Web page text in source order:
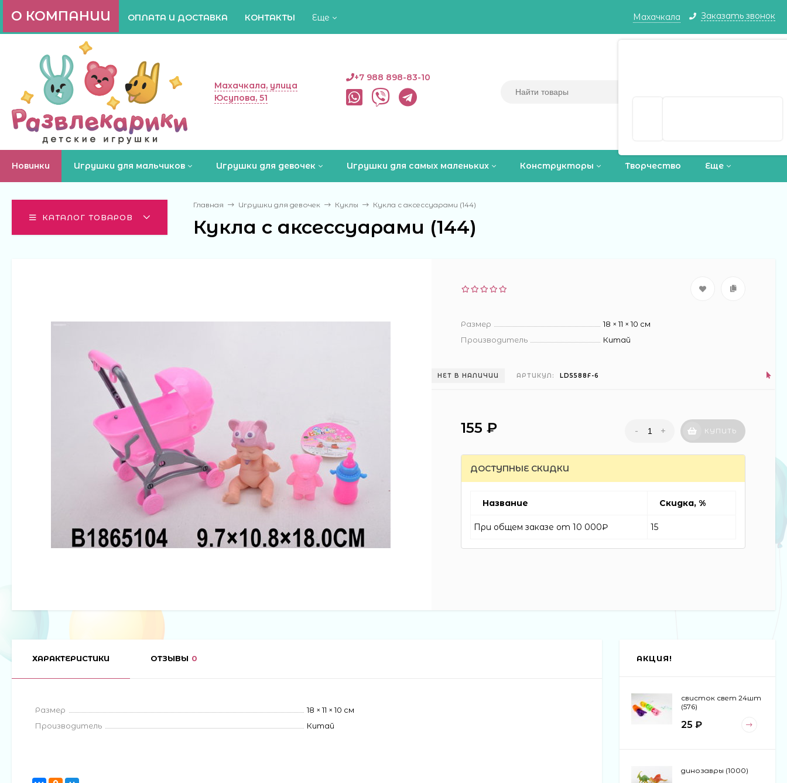
Махачкала Заказать звонок
О КОМПАНИИ ОПЛАТА И ДОСТАВКА КОНТАКТЫ Еще
Махачкала, улица
Юсупова, 51
+7 988 898-83-10
Новинки Игрушки для мальчиков Игрушки для девочек Игрушки для самых маленьких Конструкторы Творчество Еще
КАТАЛОГ ТОВАРОВ
Главная Игрушки для девочек Куклы Кукла с аксессуарами (144)
Кукла с аксессуарами (144)
Размер
18 × 11 × 10 см
Производитель
Китай
НЕТ В НАЛИЧИИ АРТИКУЛ: LD5588F-6
155 ₽ - + КУПИТЬ
ДОСТУПНЫЕ СКИДКИ
Название Скидка, %
При общем заказе от 10 000₽ 15
ХАРАКТЕРИСТИКИ ОТЗЫВЫ 0
Размер
18 × 11 × 10 см
Производитель
Китай
АКЦИЯ!
свисток свет 24шт
(576)
25 ₽
динозавры (1000)